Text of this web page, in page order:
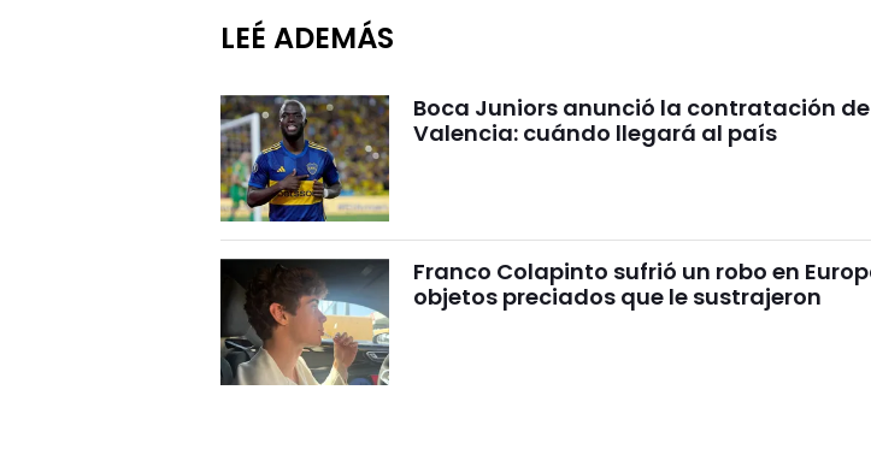
LEÉ ADEMÁS
Boca Juniors anunció la contratación de
Valencia: cuándo llegará al país
Franco Colapinto sufrió un robo en
objetos preciados que le sustrajeron